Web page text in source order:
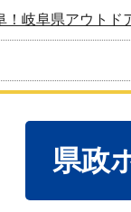
岐阜県アウトド
県政